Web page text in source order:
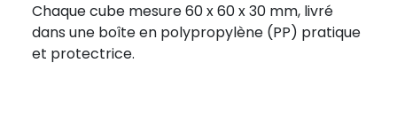
Chaque cube mesure 60 x 60 x 30 mm, livré
dans une boîte en polypropylène (PP) pratique
et protectrice.